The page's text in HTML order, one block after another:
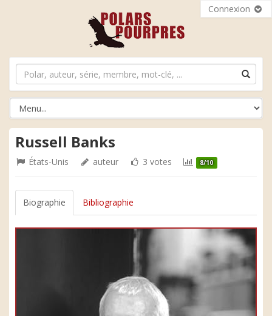
Connexion
Russell Banks
États-Unis auteur 3 votes 8/10
Biographie Bibliographie